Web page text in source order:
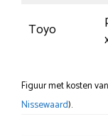
Toyo
Figuur met kosten
Nissewaard).